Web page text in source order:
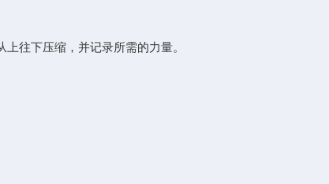
往下压缩，并记录所需的力量。